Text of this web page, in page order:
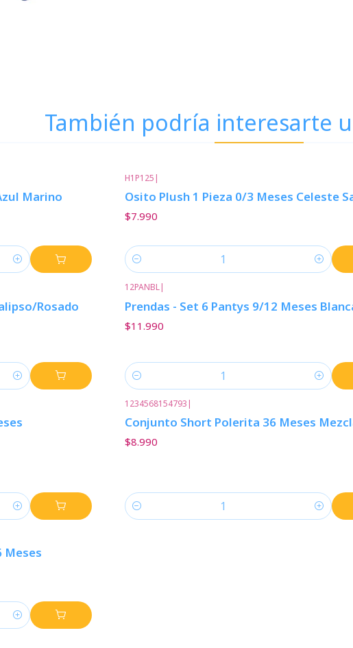
También podría interesarte
Marino
H1P125 |
Osito Plush 1 Pieza 0/3 Meses Celeste
$7.990
Cantidad
Rosado
12PANBL|
Prendas - Set 6 Pantys 9/12 Meses
$11.990
Cantidad
1234568154793 |
Conjunto Short Polerita 36 Meses
$8.990
Cantidad
Meses